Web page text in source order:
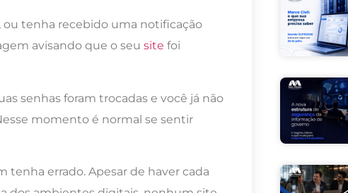
ou tenha recebido uma notificação
avisando que o seu site foi
senhas foram trocadas e você já não
momento é normal se sentir
tenha errado. Apesar de haver cada